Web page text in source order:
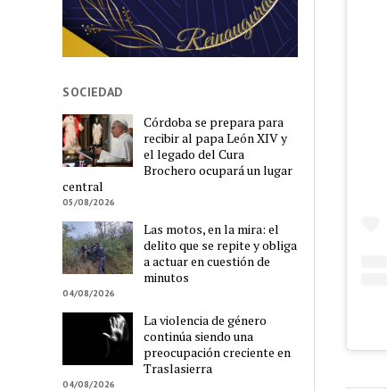
SOCIEDAD
Córdoba se prepara para
recibir al papa León XIV y
el legado del Cura
Brochero ocupará un lugar
central
05/08/2026
Las motos, en la mira: el
delito que se repite y obliga
a actuar en cuestión de
minutos
04/08/2026
La violencia de género
continúa siendo una
preocupación creciente en
Traslasierra
04/08/2026